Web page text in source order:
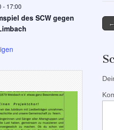
- 17:00
des SCW gegen